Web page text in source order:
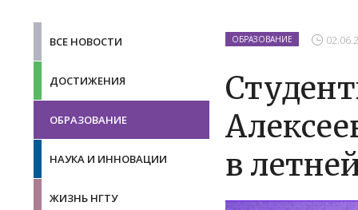
ВСЕ НОВОСТИ
ДОСТИЖЕНИЯ
ОБРАЗОВАНИЕ
НАУКА И ИННОВАЦИИ
ЖИЗНЬ НГТУ
ОБРАЗОВАНИЕ
в